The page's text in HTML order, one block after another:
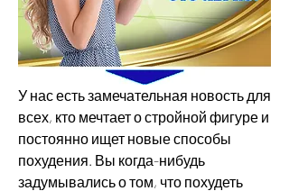
У нас есть замечательная новость для
всех, кто мечтает о стройной фигуре и
постоянно ищет новые способы
похудения. Вы когда-нибудь
задумывались о том, что похудеть